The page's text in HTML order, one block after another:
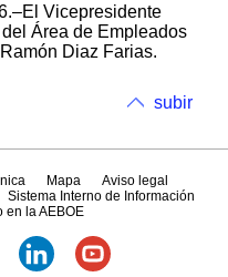
Vicepresidente
Área de Empleados
Diaz Farias.
subir
Mapa
Aviso legal
Sistema Interno de Información
en la AEBOE